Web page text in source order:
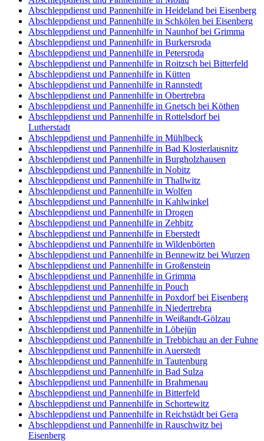
Abschleppdienst und Pannenhilfe in Heideland bei Eisenberg
Abschleppdienst und Pannenhilfe in Schkölen bei Eisenberg
Abschleppdienst und Pannenhilfe in Naunhof bei Grimma
Abschleppdienst und Pannenhilfe in Burkersroda
Abschleppdienst und Pannenhilfe in Petersroda
Abschleppdienst und Pannenhilfe in Roitzsch bei Bitterfeld
Abschleppdienst und Pannenhilfe in Kütten
Abschleppdienst und Pannenhilfe in Rannstedt
Abschleppdienst und Pannenhilfe in Obertrebra
Abschleppdienst und Pannenhilfe in Gnetsch bei Köthen
Abschleppdienst und Pannenhilfe in Rottelsdorf bei
Lutherstadt
Abschleppdienst und Pannenhilfe in Mühlbeck
Abschleppdienst und Pannenhilfe in Bad Klosterlausnitz
Abschleppdienst und Pannenhilfe in Burgholzhausen
Abschleppdienst und Pannenhilfe in Nobitz
Abschleppdienst und Pannenhilfe in Thallwitz
Abschleppdienst und Pannenhilfe in Wolfen
Abschleppdienst und Pannenhilfe in Kahlwinkel
Abschleppdienst und Pannenhilfe in Drogen
Abschleppdienst und Pannenhilfe in Zehbitz
Abschleppdienst und Pannenhilfe in Eberstedt
Abschleppdienst und Pannenhilfe in Wildenbörten
Abschleppdienst und Pannenhilfe in Bennewitz bei Wurzen
Abschleppdienst und Pannenhilfe in Großenstein
Abschleppdienst und Pannenhilfe in Grimma
Abschleppdienst und Pannenhilfe in Pouch
Abschleppdienst und Pannenhilfe in Poxdorf bei Eisenberg
Abschleppdienst und Pannenhilfe in Niedertrebra
Abschleppdienst und Pannenhilfe in Weißandt-Gölzau
Abschleppdienst und Pannenhilfe in Löbejün
Abschleppdienst und Pannenhilfe in Trebbichau an der Fuhne
Abschleppdienst und Pannenhilfe in Auerstedt
Abschleppdienst und Pannenhilfe in Tautenburg
Abschleppdienst und Pannenhilfe in Bad Sulza
Abschleppdienst und Pannenhilfe in Brahmenau
Abschleppdienst und Pannenhilfe in Bitterfeld
Abschleppdienst und Pannenhilfe in Schortewitz
Abschleppdienst und Pannenhilfe in Reichstädt bei Gera
Abschleppdienst und Pannenhilfe in Rauschwitz bei
Eisenberg